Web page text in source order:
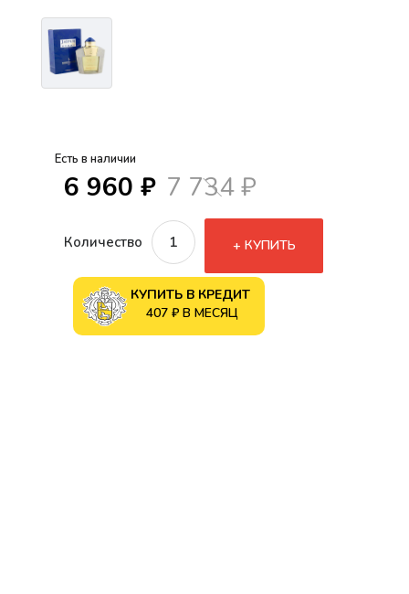
Есть в наличии
6 960 ₽ 7 734 ₽
Количество КУПИТЬ
КУПИТЬ В КРЕДИТ
407 ₽ В МЕСЯЦ